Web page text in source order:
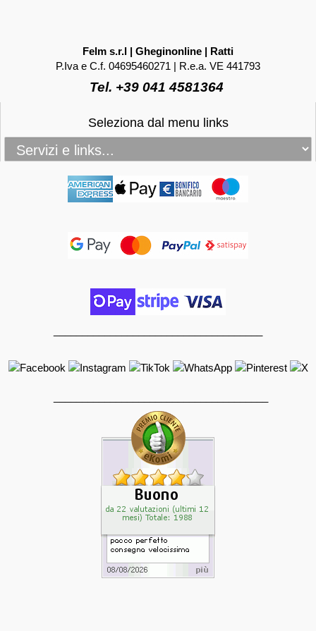
Felm s.r.l | Gheginonline | Ratti
P.Iva e C.f. 04695460271 | R.e.a. VE 441793
Tel. +39 041 4581364
Seleziona dal menu links